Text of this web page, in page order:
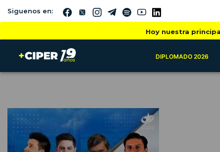
Siguenos en:
Hoy nuestra
DIPLOMADO 2026